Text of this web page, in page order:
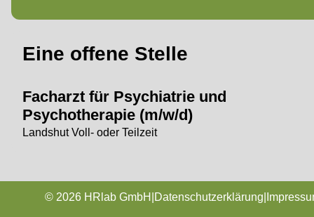
Eine offene Stelle
Facharzt für Psychiatrie und
Psychotherapie (m/w/d)
Landshut Voll- oder Teilzeit
© 2026 HRlab GmbH Datenschutzerklärung